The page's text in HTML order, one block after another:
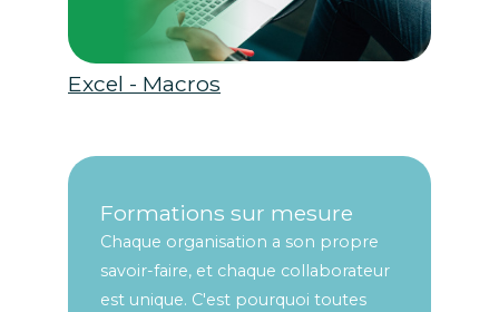
Excel - Macros
Formations sur mesure
Chaque organisation a son propre
savoir-faire, et chaque collaborateur
est unique. C'est pourquoi toutes